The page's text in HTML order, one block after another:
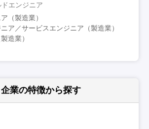
エンジニア
（製造業）
ア／サービスエンジニア（製造業）
造業）
企業の特徴から探す